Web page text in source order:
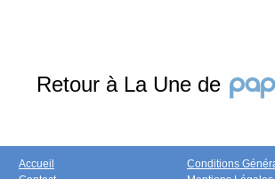
Retour à La Une de
Accueil
Conditions